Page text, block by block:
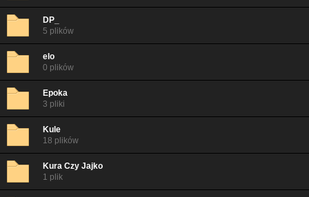
DP_
5 plików
elo
0 plików
Epoka
3 pliki
Kule
18 plików
Kura Czy Jajko
1 plik